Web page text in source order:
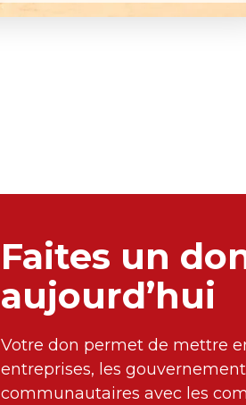
Faites un
aujourd’hui
Votre don permet de mettre
entreprises, les
communautaires avec les